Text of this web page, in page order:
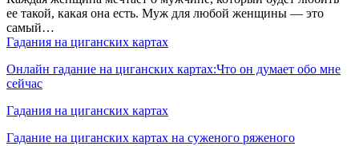
ее такой, какая она есть. Муж для любой женщины — это
самый…
Гадания на циганских картах
Онлайн гадание на циганских картах:Что он думает обо мне
сейчас
Гадания на циганских картах
Гадание на циганских картах на суженого ряженого